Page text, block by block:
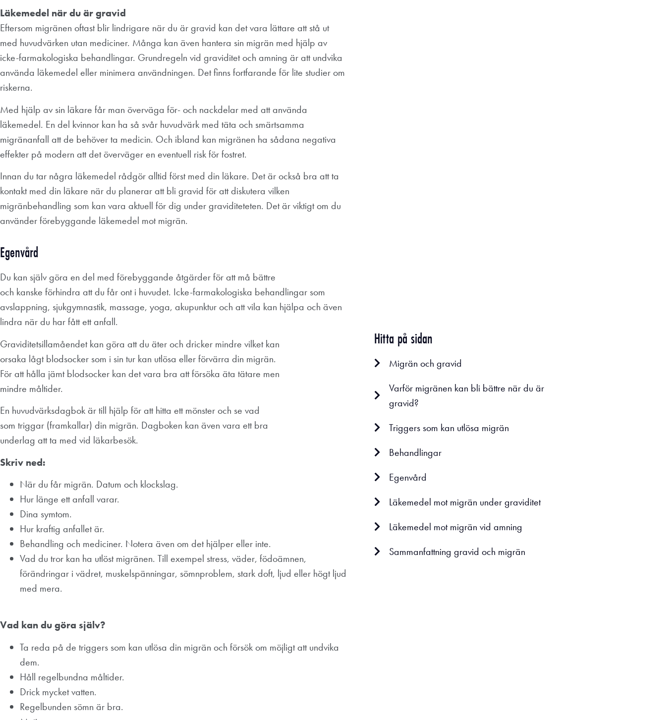
Läkemedel när du är gravid
Eftersom migränen oftast blir lindrigare när du är gravid kan det vara lättare att stå ut
med huvudvärken utan mediciner. Många kan även hantera sin migrän med hjälp av
icke-farmakologiska behandlingar. Grundregeln vid graviditet och amning är att undvika
använda läkemedel eller minimera användningen. Det finns fortfarande för lite studier om
riskerna.
Med hjälp av sin läkare får man överväga för- och nackdelar med att använda
läkemedel. En del kvinnor kan ha så svår huvudvärk med täta och smärtsamma
migränanfall att de behöver ta medicin. Och ibland kan migränen ha sådana negativa
effekter på modern att det överväger en eventuell risk för fostret.
Innan du tar några läkemedel rådgör alltid först med din läkare. Det är också bra att ta
kontakt med din läkare när du planerar att bli gravid för att diskutera vilken
migränbehandling som kan vara aktuell för dig under graviditeteten. Det är viktigt om du
använder förebyggande läkemedel mot migrän.
Egenvård
Du kan själv göra en del med förebyggande åtgärder för att må bättre
och kanske förhindra att du får ont i huvudet. Icke-farmakologiska behandlingar som
avslappning, sjukgymnastik, massage, yoga, akupunktur och att vila kan hjälpa och även
lindra när du har fått ett anfall.
Graviditetsillamåendet kan göra att du äter och dricker mindre vilket kan
orsaka lågt blodsocker som i sin tur kan utlösa eller förvärra din migrän.
För att hålla jämt blodsocker kan det vara bra att försöka äta tätare men
mindre måltider.
En huvudvärksdagbok är till hjälp för att hitta ett mönster och se vad
som triggar (framkallar) din migrän. Dagboken kan även vara ett bra
underlag att ta med vid läkarbesök.
Skriv ned:
När du får migrän. Datum och klockslag.
Hur länge ett anfall varar.
Dina symtom.
Hur kraftig anfallet är.
Behandling och mediciner. Notera även om det hjälper eller inte.
Vad du tror kan ha utlöst migränen. Till exempel stress, väder, födoämnen,
förändringar i vädret, muskelspänningar, sömnproblem, stark doft, ljud eller högt ljud
med mera.
Vad kan du göra själv?
Ta reda på de triggers som kan utlösa din migrän och försök om möjligt att undvika
dem.
Håll regelbundna måltider.
Drick mycket vatten.
Regelbunden sömn är bra.
Hitta på sidan
Migrän och gravid
Varför migränen kan bli bättre när du är
gravid?
Triggers som kan utlösa migrän
Behandlingar
Egenvård
Läkemedel mot migrän under graviditet
Läkemedel mot migrän vid amning
Sammanfattning gravid och migrän